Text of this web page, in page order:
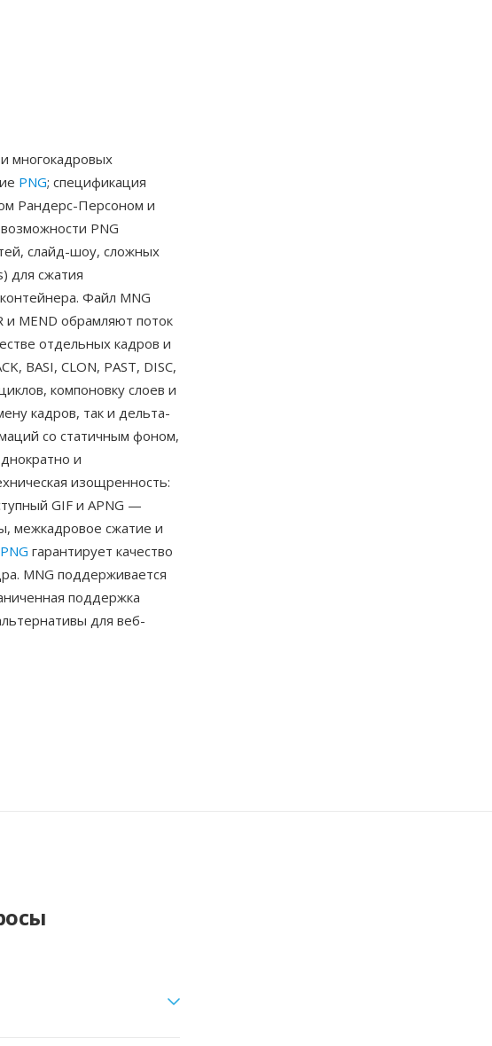
многокадровых
PNG; спецификация
Рандерс-Персоном и
PNG
слайд-шоу, сложных
для сжатия
Файл MNG
и MEND обрамляют поток
отдельных кадров и
BASI, CLON, PAST, DISC,
компоновку слоев и
кадров, так и дельта-
со статичным фоном,
и
изощренность:
GIF и APNG —
межкадровое сжатие и
PNG гарантирует качество
MNG поддерживается
поддержка
для веб-